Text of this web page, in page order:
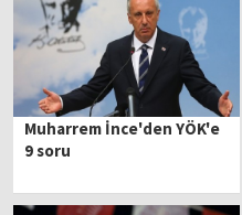
Muharrem İnce'den YÖK'e
9 soru